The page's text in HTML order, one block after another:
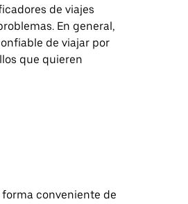
de viajes
En general,
de viajar por
que quieren
conveniente de